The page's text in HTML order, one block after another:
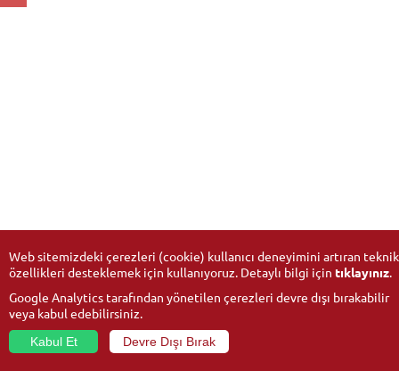
Web sitemizdeki çerezleri (cookie) kullanıcı deneyimini artıran teknik
özellikleri desteklemek için kullanıyoruz. Detaylı bilgi için tıklayınız.
Google Analytics tarafından yönetilen çerezleri devre dışı bırakabilir
veya kabul edebilirsiniz.
Kabul Et
Devre Dışı Bırak
© 2026Anadolu University- All rights reserved.